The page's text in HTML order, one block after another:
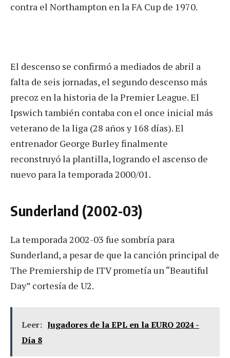
contra el Northampton en la FA Cup de 1970.
El descenso se confirmó a mediados de abril a
falta de seis jornadas, el segundo descenso más
precoz en la historia de la Premier League. El
Ipswich también contaba con el once inicial más
veterano de la liga (28 años y 168 días). El
entrenador George Burley finalmente
reconstruyó la plantilla, logrando el ascenso de
nuevo para la temporada 2000/01.
Sunderland (2002-03)
La temporada 2002-03 fue sombría para
Sunderland, a pesar de que la canción principal de
The Premiership de ITV prometía un “Beautiful
Day” cortesía de U2.
Leer: Jugadores de la EPL en la EURO 2024 -
Día 8